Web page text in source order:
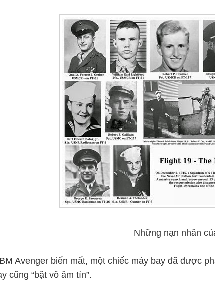
Những nạn nhân
Avenger biến mất, một chiếc máy bay đã được
cũng “bặt vô âm tín”.